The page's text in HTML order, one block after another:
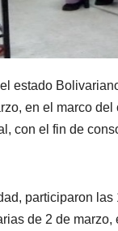
estado
en el marco
con el fin de
participaron
de 2 de